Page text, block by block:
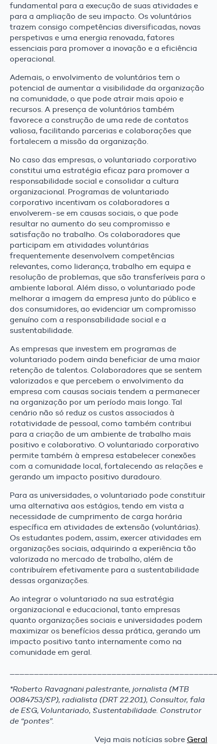
fundamental para a execução de suas atividades e
para a ampliação de seu impacto. Os voluntários
trazem consigo competências diversificadas, novas
perspetivas e uma energia renovada, fatores
essenciais para promover a inovação e a eficiência
operacional.
Ademais, o envolvimento de voluntários tem o
potencial de aumentar a visibilidade da organização
na comunidade, o que pode atrair mais apoio e
recursos. A presença de voluntários também
favorece a construção de uma rede de contatos
valiosa, facilitando parcerias e colaborações que
fortalecem a missão da organização.
No caso das empresas, o voluntariado corporativo
constitui uma estratégia eficaz para promover a
responsabilidade social e consolidar a cultura
organizacional. Programas de voluntariado
corporativo incentivam os colaboradores a
envolverem-se em causas sociais, o que pode
resultar no aumento do seu compromisso e
satisfação no trabalho. Os colaboradores que
participam em atividades voluntárias
frequentemente desenvolvem competências
relevantes, como liderança, trabalho em equipa e
resolução de problemas, que são transferíveis para o
ambiente laboral. Além disso, o voluntariado pode
melhorar a imagem da empresa junto do público e
dos consumidores, ao evidenciar um compromisso
genuíno com a responsabilidade social e a
sustentabilidade.
As empresas que investem em programas de
voluntariado podem ainda beneficiar de uma maior
retenção de talentos. Colaboradores que se sentem
valorizados e que percebem o envolvimento da
empresa com causas sociais tendem a permanecer
na organização por um período mais longo. Tal
cenário não só reduz os custos associados à
rotatividade de pessoal, como também contribui
para a criação de um ambiente de trabalho mais
positivo e colaborativo. O voluntariado corporativo
permite também à empresa estabelecer conexões
com a comunidade local, fortalecendo as relações e
gerando um impacto positivo duradouro.
Para as universidades, o voluntariado pode constituir
uma alternativa aos estágios, tendo em vista a
necessidade de cumprimento de carga horária
específica em atividades de extensão (voluntárias).
Os estudantes podem, assim, exercer atividades em
organizações sociais, adquirindo a experiência tão
valorizada no mercado de trabalho, além de
contribuírem efetivamente para a sustentabilidade
dessas organizações.
Ao integrar o voluntariado na sua estratégia
organizacional e educacional, tanto empresas
quanto organizações sociais e universidades podem
maximizar os benefícios dessa prática, gerando um
impacto positivo tanto internamente como na
comunidade em geral.
*Roberto Ravagnani palestrante, jornalista (MTB
0084753/SP), radialista (DRT 22.201), Consultor, fala
de ESG, Voluntariado, Sustentabilidade. Construtor
de “pontes”.
Veja mais notícias sobre Geral